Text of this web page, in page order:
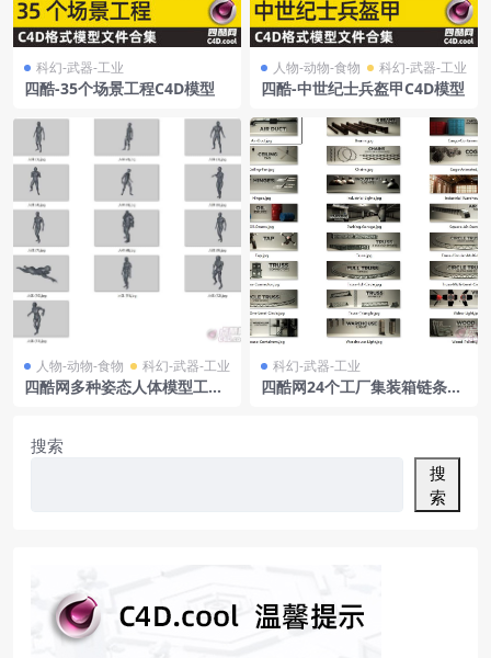
科幻-武器-工业
四酷-35个场景工程C4D模型
人物-动物-食物 科幻-武器-工业
四酷-中世纪士兵盔甲C4D模型
人物-动物-食物 科幻-武器-工业
四酷网多种姿态人体模型工
科幻-武器-工业
四酷网24个工厂集装箱链条通
搜索
搜
索